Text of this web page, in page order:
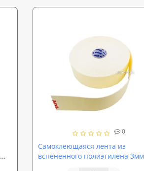
0
Самоклеющаяся лента из
вспененного полиэтилена 3мм